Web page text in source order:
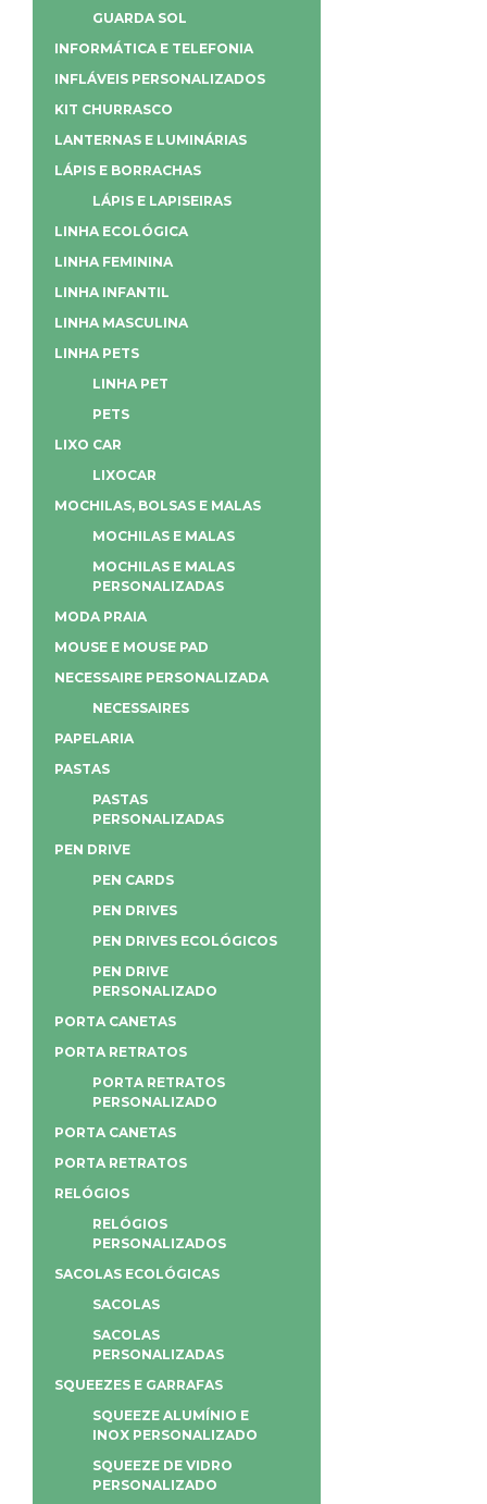
GUARDA SOL
INFORMÁTICA E TELEFONIA
INFLÁVEIS PERSONALIZADOS
KIT CHURRASCO
LANTERNAS E LUMINÁRIAS
LÁPIS E BORRACHAS
LÁPIS E LAPISEIRAS
LINHA ECOLÓGICA
LINHA FEMININA
LINHA INFANTIL
LINHA MASCULINA
LINHA PETS
LINHA PET
PETS
LIXO CAR
LIXOCAR
MOCHILAS, BOLSAS E MALAS
MOCHILAS E MALAS
MOCHILAS E MALAS
PERSONALIZADAS
MODA PRAIA
MOUSE E MOUSE PAD
NECESSAIRE PERSONALIZADA
NECESSAIRES
PAPELARIA
PASTAS
PASTAS
PERSONALIZADAS
PEN DRIVE
PEN CARDS
PEN DRIVES
PEN DRIVES ECOLÓGICOS
PEN DRIVE
PERSONALIZADO
PORTA CANETAS
PORTA RETRATOS
PORTA RETRATOS
PERSONALIZADO
PORTA CANETAS
PORTA RETRATOS
RELÓGIOS
RELÓGIOS
PERSONALIZADOS
SACOLAS ECOLÓGICAS
SACOLAS
SACOLAS
PERSONALIZADAS
SQUEEZES E GARRAFAS
SQUEEZE ALUMÍNIO E
INOX PERSONALIZADO
SQUEEZE DE VIDRO
PERSONALIZADO